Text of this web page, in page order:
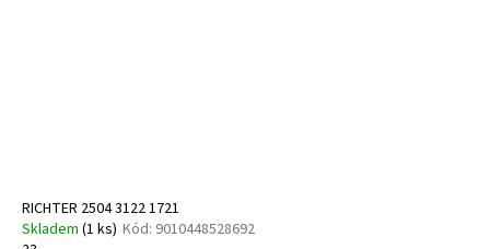
RICHTER 2504 3122 1721
Skladem (1 ks) Kód: 9010448528692